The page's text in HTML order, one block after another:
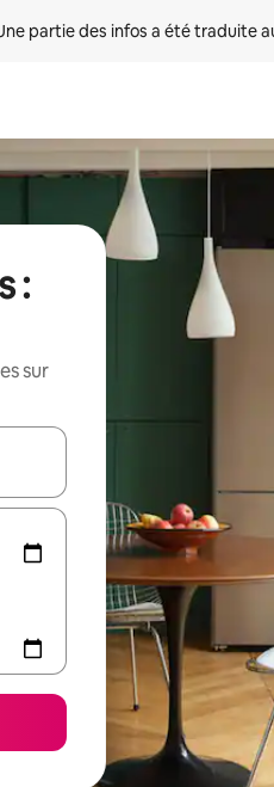
partie des infos a été traduite
:
sur
en utilisant les flèches vers le